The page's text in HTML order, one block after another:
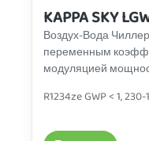
KAPPA SKY
Воздух-Вода Чиллер
переменным
модуляцией
R1234ze GWP < 1,